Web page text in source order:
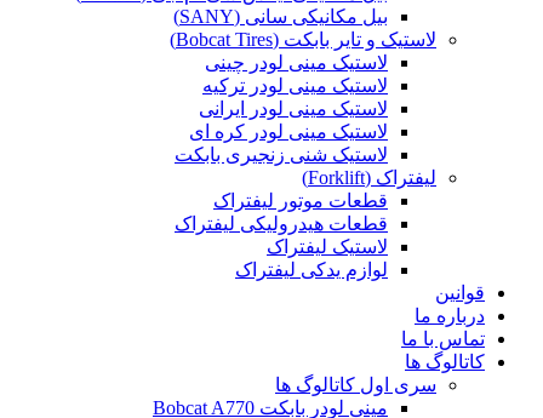
بیل مکانیکی سانی (SANY)
لاستیک و تایر بابکت (Bobcat Tires)
لاستیک مینی لودر چینی
لاستیک مینی لودر ترکیه
لاستیک مینی لودر ایرانی
لاستیک مینی لودر کره ای
لاستیک شنی زنجیری بابکت
لیفتراک (Forklift)
قطعات موتور لیفتراک
قطعات هیدرولیکی لیفتراک
لاستیک لیفتراک
لوازم یدکی لیفتراک
قوانین
درباره ما
تماس با ما
کاتالوگ ها
سری اول کاتالوگ ها
مینی لودر بابکت Bobcat A770